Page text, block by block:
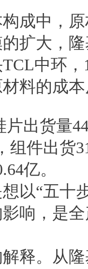
成中，
扩大，
中环
料的成
片出货量
组件出货
亿。
以“五十
响，是
释。从